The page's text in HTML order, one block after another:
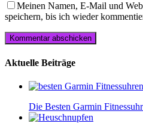
Meinen Namen, E-Mail und
speichern, bis ich wieder
Aktuelle Beiträge
Die Besten Garmin